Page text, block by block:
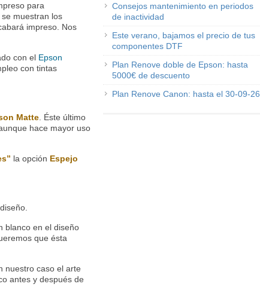
para
muestran los
impreso. Nos
con el Epson
con tintas
Matte . Éste último
hace mayor uso
la opción Espejo
blanco en el diseño
que ésta
nuestro caso el arte
antes y después de
Consejos mantenimiento en periodos
de inactividad
Este verano, bajamos el precio de tus
componentes DTF
Plan Renove doble de Epson: hasta
5000€ de descuento
Plan Renove Canon: hasta el 30-09-26